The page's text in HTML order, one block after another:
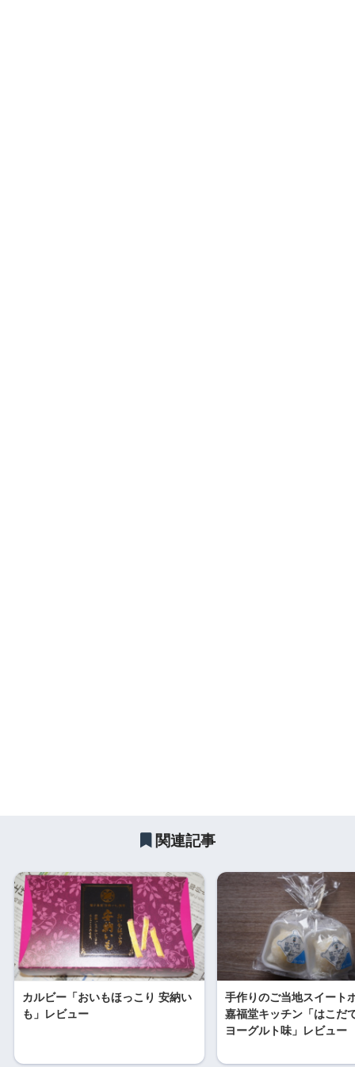
関連記事
カルビー「おいもほっこり 安納い
も」レビュー
手作りのご当地スイート
嘉福堂キッチン「はこだ
ヨーグルト味」レビュー